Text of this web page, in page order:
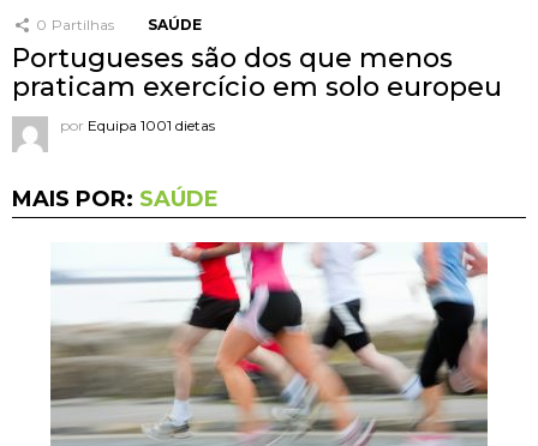
0 Partilhas SAÚDE
Portugueses são dos que menos
praticam exercício em solo europeu
por Equipa 1001 dietas
MAIS POR: SAÚDE